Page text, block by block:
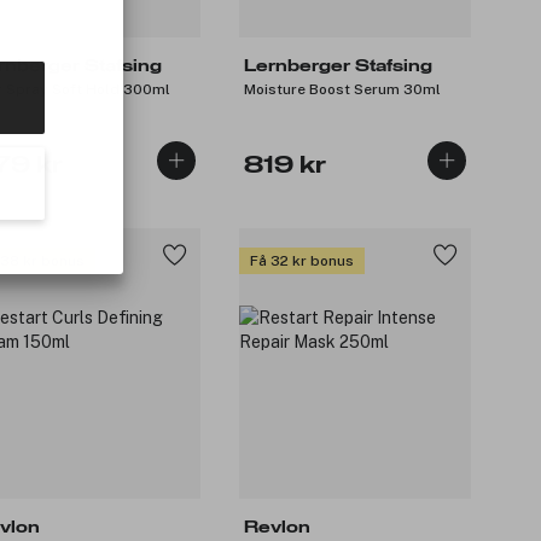
Stafsing
Spray Soft Hold 300ml
Lernberger Stafsing
Moisture Boost Serum 30ml
819 kr
Få 32 kr bonus
Revlon